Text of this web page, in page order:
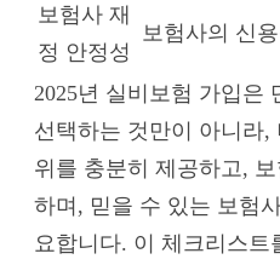
보험사 재
정 안정성
보험사의 신
2025년 실비보험 가입은
선택하는 것만이 아니라,
위를 충분히 제공하고,
하며, 믿을 수 있는 보험
요합니다. 이 체크리스트